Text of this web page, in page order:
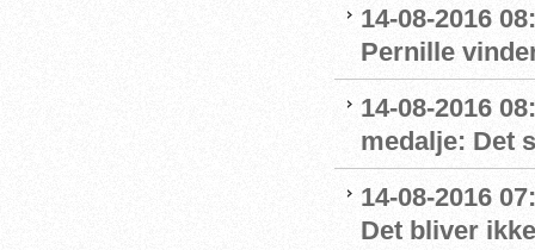
14-08-2016
Pernille
14-08-2016
medalje: Det
14-08-2016
Det bliver